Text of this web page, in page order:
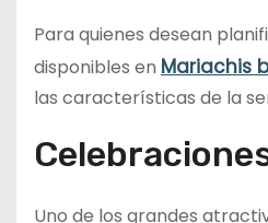
Para quienes desean
disponibles en Mariachis
las características de la
Uno de los grandes